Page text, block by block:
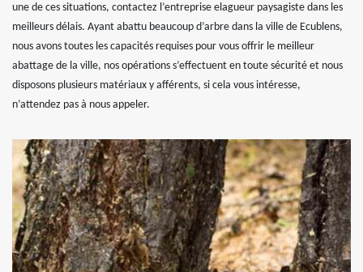
une de ces situations, contactez l’entreprise elagueur paysagiste dans les
meilleurs délais. Ayant abattu beaucoup d’arbre dans la ville de Ecublens,
nous avons toutes les capacités requises pour vous offrir le meilleur
abattage de la ville, nos opérations s’effectuent en toute sécurité et nous
disposons plusieurs matériaux y afférents, si cela vous intéresse,
n’attendez pas à nous appeler.